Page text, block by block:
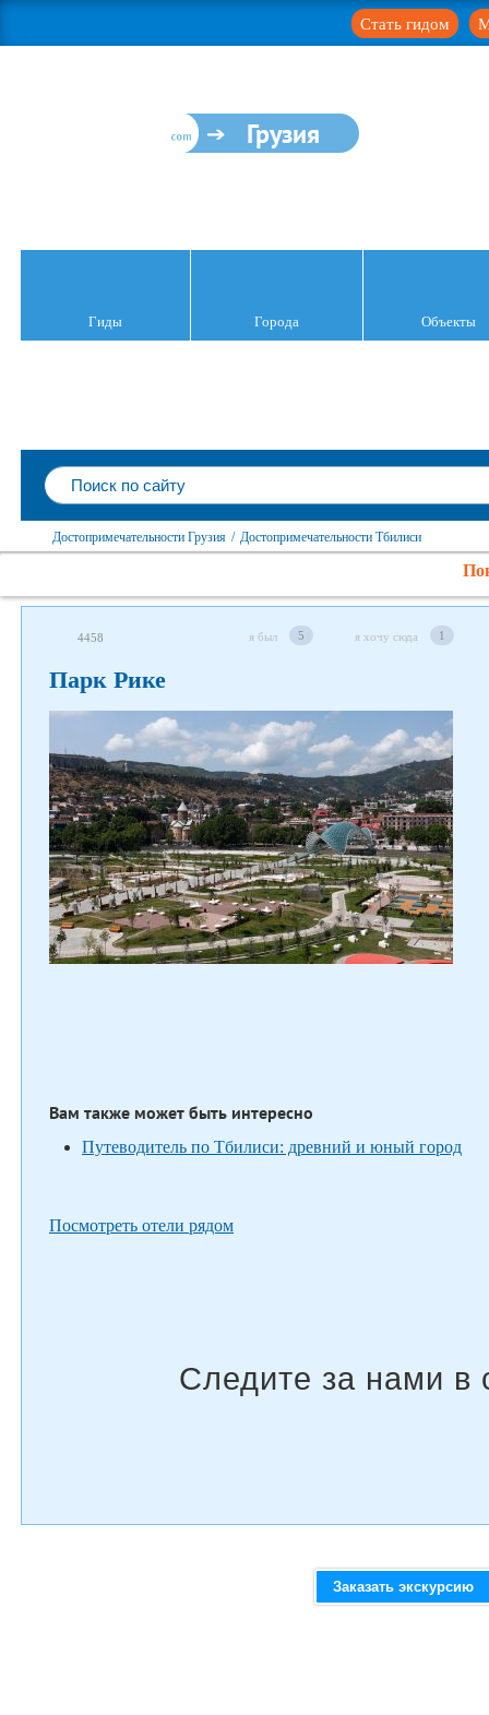
Стать гидом
Грузия
Гиды Города Объекты
Достопримечательности Грузия / Достопримечательности Тбилиси
4458 я был 5 я хочу сюда 1
Парк Рике
Вам также может быть интересно
Путеводитель по Тбилиси: древний и юный город
Посмотреть отели рядом
Следите за нами в соцсетях
Заказать экскурсию